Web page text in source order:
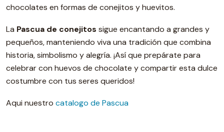
chocolates en formas de conejitos y huevitos.
La Pascua de conejitos sigue encantando a grandes y
pequeños, manteniendo viva una tradición que combina
historia, simbolismo y alegría. ¡Así que prepárate para
celebrar con huevos de chocolate y compartir esta dulce
costumbre con tus seres queridos!
Aqui nuestro catalogo de Pascua